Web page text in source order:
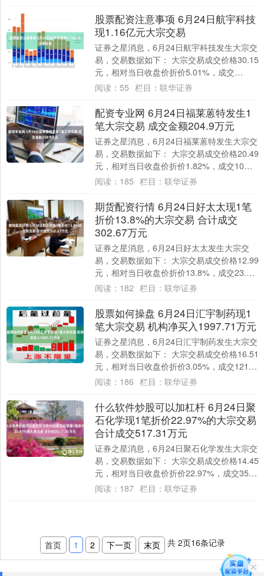
股票配资注意事项 6月24日航宇科技
现1.16亿元大宗交易
证券之星消息，6月24日航宇科技发生大宗交
易，交易数据如下： 大宗交易成交价格30.15
元，相对当日收盘价折价5.01%，成交
383.81万股，成交金额1157....
阅读： 55 栏目： 联华证券
配资专业网 6月24日福莱蒽特发生1
笔大宗交易 成交金额204.9万元
证券之星消息，6月24日福莱蒽特发生大宗交
易，交易数据如下： 大宗交易成交价格20.49
元，相对当日收盘价折价1.82%，成交10万
股，成交金额204.9万元，....
阅读： 185 栏目： 联华证券
期货配资行情 6月24日好太太现1笔
折价13.8%的大宗交易 合计成交
302.67万元
证券之星消息，6月24日好太太发生大宗交
易，交易数据如下： 大宗交易成交价格12.99
元，相对当日收盘价折价13.8%，成交23.3
万股，成交金额302.67万....
阅读： 182 栏目： 联华证券
股票如何操盘 6月24日汇宇制药现1
笔大宗交易 机构净买入1997.71万元
证券之星消息，6月24日汇宇制药发生大宗交
易，交易数据如下： 大宗交易成交价格16.51
元，相对当日收盘价折价3.05%，成交121万
股，成交金额1997.71....
阅读： 186 栏目： 联华证券
什么软件炒股可以加杠杆 6月24日聚
石化学现1笔折价22.97%的大宗交易
合计成交517.31万元
证券之星消息，6月24日聚石化学发生大宗交
易，交易数据如下： 大宗交易成交价格14.45
元，相对当日收盘价折价22.97%，成交35.8
万股，成交金额517.3....
阅读： 187 栏目： 联华证券
首页 1 2 下一页 末页 共 2页16条记录